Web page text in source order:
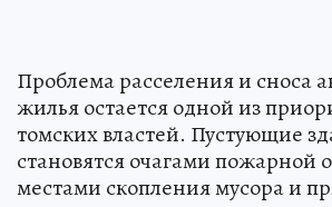
Проблема расселения и сноса
жилья остается одной из
томских властей. Пустующие
становятся очагами пожарной
местами скопления мусора и